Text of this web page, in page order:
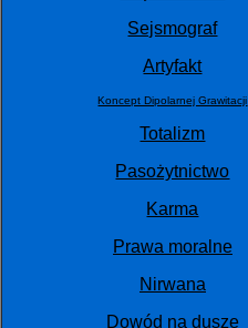
Sejsmograf
Artyfakt
Koncept Dipolarnej Grawitacji
Totalizm
Pasożytnictwo
Karma
Prawa moralne
Nirwana
Dowód na duszę